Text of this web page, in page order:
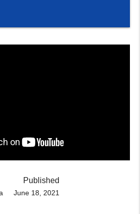
Published
June 18, 2021